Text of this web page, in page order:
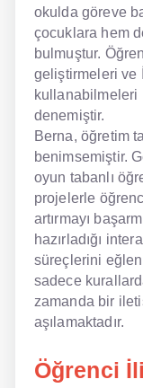
okulda göreve
çocuklara hem
bulmuştur.
geliştirmeleri ve
kullanabilmeleri
denemiştir.
Berna, öğretim
benimsemiştir.
oyun tabanlı
projelerle
artırmayı
hazırladığı
süreçlerini
sadece
zamanda bir
aşılamaktadır.
Öğrenci